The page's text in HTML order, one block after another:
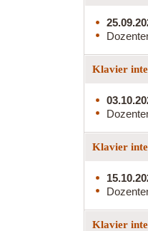
Klavier
Klavier
Klavier